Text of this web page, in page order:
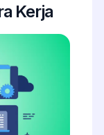
Kerja